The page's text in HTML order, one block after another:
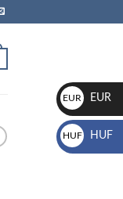
EUR
€
EUR
HUF
Ft
HUF